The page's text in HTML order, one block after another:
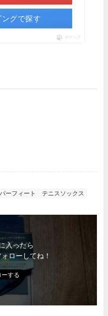
グで探す
ポチップ
ーフィート テニスソックス
入ったら
ローしてね！